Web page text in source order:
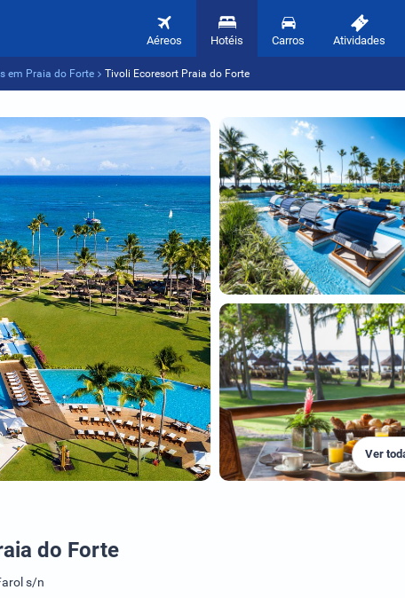
Aéreos Hotéis Carros Atividades
em Praia do Forte Tivoli Ecoresort Praia do Forte
Ver
do Forte
s/n